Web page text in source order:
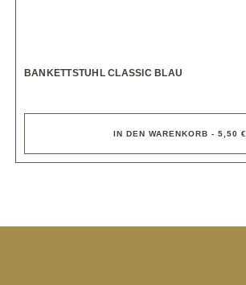
BANKETTSTUHL CLASSIC BLAU
IN DEN WARENKORB - 5,50 €